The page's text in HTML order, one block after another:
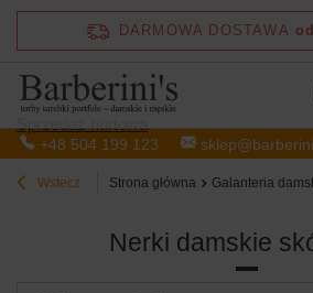
+48 504 199 123
DARMOWA DOSTAWA
Wstecz Strona główna Galanteria
Nerki damskie